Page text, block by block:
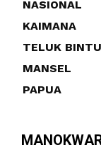
NASIONAL
KAIMANA
TELUK
MANSEL
PAPUA